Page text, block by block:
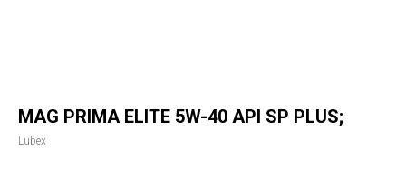
MAG PRIMA ELITE 5W-40 API SP PLUS;
Lubex